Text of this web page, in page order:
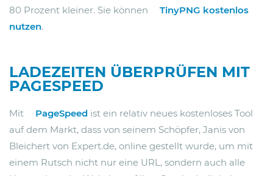
80 Prozent kleiner. Sie können
TinyPNG kostenlos
nutzen.
LADEZEITEN ÜBERPRÜFEN MIT
PAGESPEED
Mit PageSpeed ist ein relativ neues kostenloses Tool
auf dem Markt, dass von seinem Schöpfer, Janis von
Bleichert von Expert.de, online gestellt wurde, um mit
einem Rutsch nicht nur eine URL, sondern auch alle